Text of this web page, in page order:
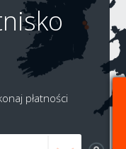
płatności